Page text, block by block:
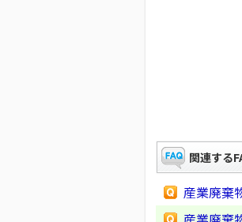
関連する
産業廃棄